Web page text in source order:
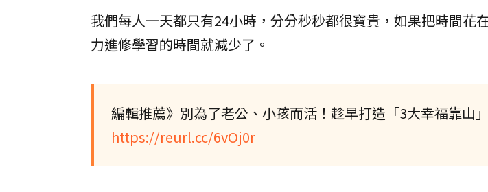
我們每人一天都只有24小時，分分秒秒都很寶貴，如果把時間花
力進修學習的時間就減少了。
編輯推薦》別為了老公、小孩而活！趁早打造「3大幸福靠山
https://reurl.cc/6vOj0r